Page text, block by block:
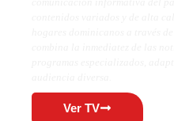
Ver TV